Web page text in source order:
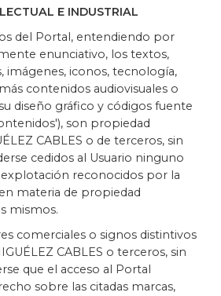
E INDUSTRIAL
del Portal, entendiendo por
enunciativo, los textos,
imágenes, iconos, tecnología,
contenidos audiovisuales o
diseño gráfico y códigos fuente
son propiedad
CABLES o de terceros, sin
cedidos al Usuario ninguno
reconocidos por la
materia de propiedad
mismos.
comerciales o signos distintivos
CABLES o terceros, sin
que el acceso al Portal
sobre las citadas marcas,